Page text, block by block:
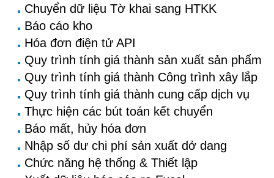
Chuyển dữ liệu Tờ khai sang HTKK
Báo cáo kho
Hóa đơn điện tử API
Quy trình tính giá thành sản xuất sản phẩm
Quy trình tính giá thành Công trình xây lắp
Quy trình tính giá thành cung cấp dịch vụ
Thực hiện các bút toán kết chuyển
Báo mất, hủy hóa đơn
Nhập số dư chi phí sản xuất dở dang
Chức năng hệ thống & Thiết lập